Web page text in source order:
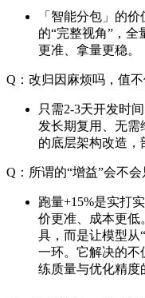
「智能分包」的
的“完整视角”，
更准、拿量更稳。
Q：改归因麻烦吗，值不
只需2-3天开发时
发长期复用、无
的底层架构改造，
Q：所谓的“增益”会不
跑量+15%是实打
价更准、成本更低
具，而是让模型从
一环。它解决的不
练质量与优化精度